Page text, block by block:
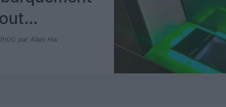
Pax
par Alain Hai